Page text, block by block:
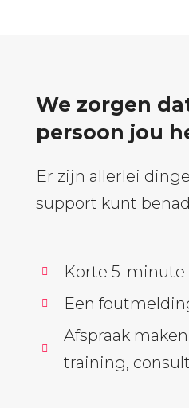
We zorgen
persoon jou
Er zijn allerlei
support kunt
Korte 5-
Een
Afspraak
training,